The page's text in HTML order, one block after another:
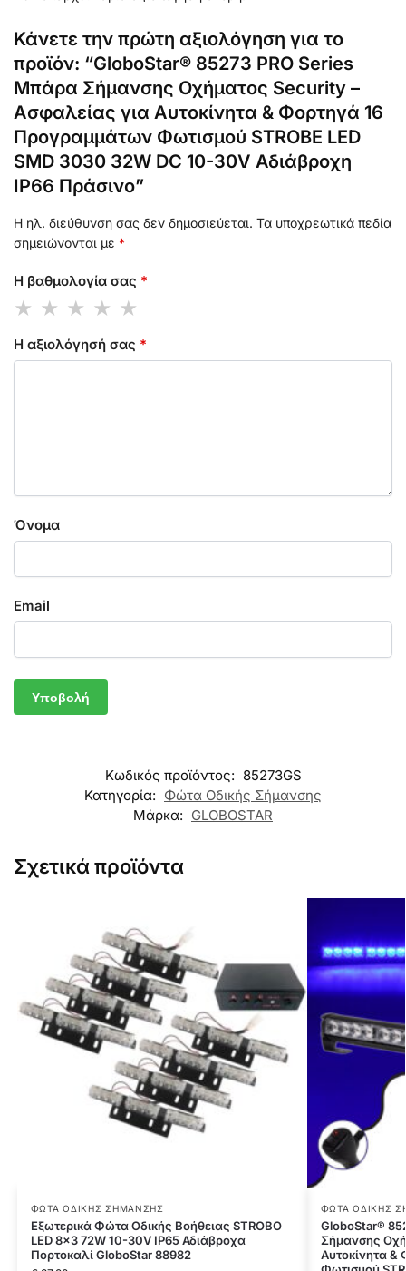
Κάνετε την πρώτη αξιολόγηση για το
προϊόν: “GloboStar® 85273 PRO Series
Μπάρα Σήμανσης Οχήματος Security –
Ασφαλείας για Αυτοκίνητα & Φορτηγά 16
Προγραμμάτων Φωτισμού STROBE LED
SMD 3030 32W DC 10-30V Αδιάβροχη
IP66 Πράσινο”
Η ηλ. διεύθυνση σας δεν δημοσιεύεται. Τα υποχρεωτικά πεδία
σημειώνονται με *
Η βαθμολογία σας *
Η αξιολόγησή σας *
Όνομα
Email
Κωδικός προϊόντος: 85273GS
Κατηγορία: Φώτα Οδικής Σήμανσης
Μάρκα: GLOBOSTAR
Σχετικά προϊόντα
ΦΏΤΑ ΟΔΙΚΉΣ ΣΉΜΑΝΣΗΣ
Εξωτερικά Φώτα Οδικής Βοήθειας STROBO
LED 8×3 72W 10-30V IP65 Αδιάβροχα
Πορτοκαλί GloboStar 88982
ΦΏΤΑ ΟΔΙΚΉΣ
GloboStar®
Σήμανσης
Αυτοκίνητα